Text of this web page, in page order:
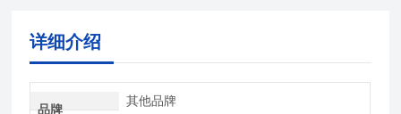
详细介绍
品牌
其他品牌